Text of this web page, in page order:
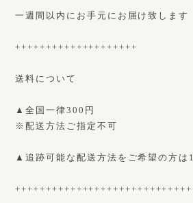
一週間以内にお手元にお届け致します
++++++++++++++++++++
送料について
▲全国一律300円
※配送方法ご指定不可
▲追跡可能な配送方法をご希望の方は